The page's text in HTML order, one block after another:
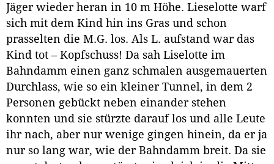
Jäger wieder heran in 10 m Höhe. Lieselotte warf
sich mit dem Kind hin ins Gras und schon
prasselten die M.G. los. Als L. aufstand war das
Kind tot – Kopfschuss! Da sah Liselotte im
Bahndamm einen ganz schmalen ausgemauerten
Durchlass, wie so ein kleiner Tunnel, in dem 2
Personen gebückt neben einander stehen
konnten und sie stürzte darauf los und alle Leute
ihr nach, aber nur wenige gingen hinein, da er ja
nur so lang war, wie der Bahndamm breit. Da sie